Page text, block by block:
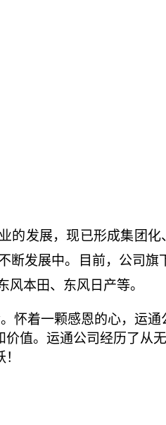
发展，现已形成集团
发展中。目前，公司
本田、东风日产等。
着一颗感恩的心，运
值。运通公司经历了从